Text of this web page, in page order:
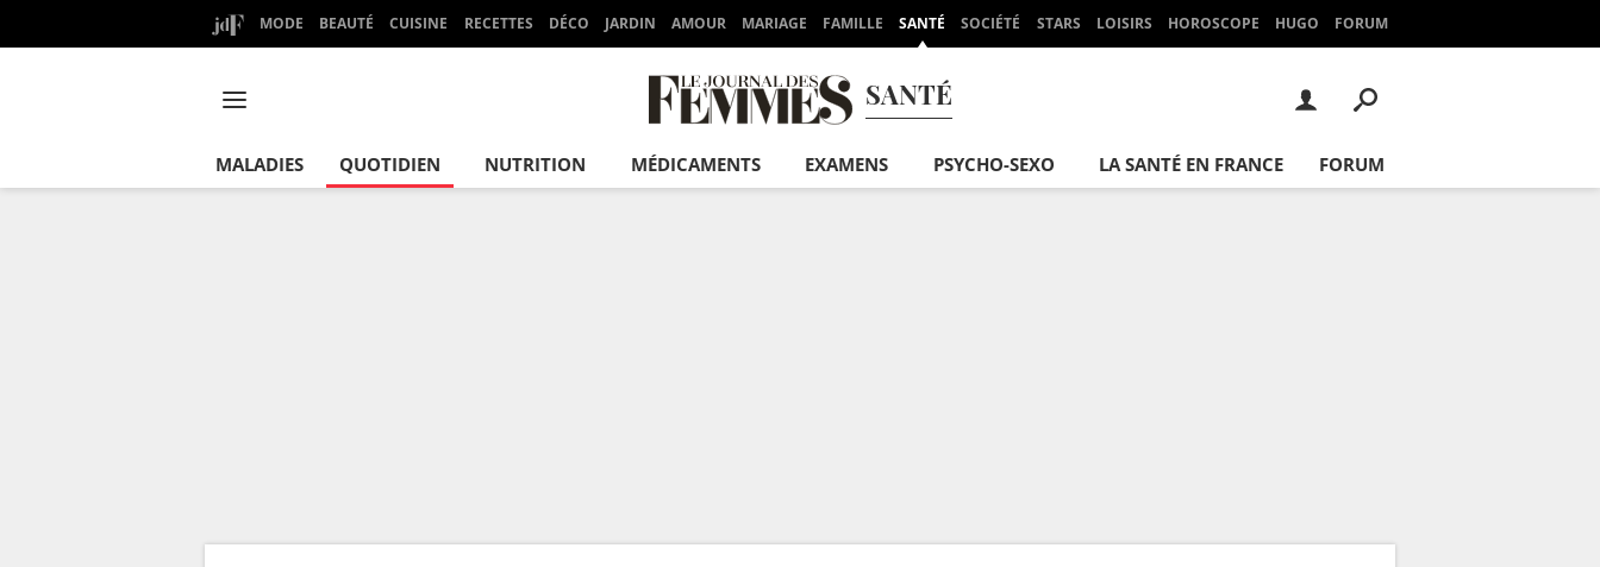
MODE BEAUTÉ CUISINE RECETTES DÉCO JARDIN AMOUR MARIAGE FAMILLE SANTÉ SOCIÉTÉ STARS LOISIRS HOROSCOPE HUGO FORUM
SANTÉ
MALADIES QUOTIDIEN NUTRITION MÉDICAMENTS EXAMENS PSYCHO-SEXO LA SANTÉ EN FRANCE FORUM